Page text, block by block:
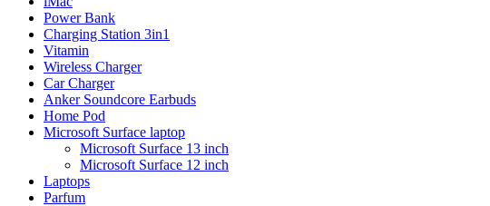
Power Bank
Charging Station 3in1
Vitamin
Wireless Charger
Car Charger
Anker Soundcore Earbuds
Home Pod
Microsoft Surface laptop
Microsoft Surface 13 inch
Microsoft Surface 12 inch
Laptops
Parfum